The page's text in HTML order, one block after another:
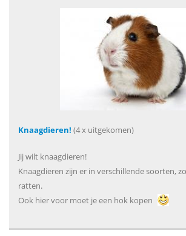
Knaagdieren! (4 x uitgekomen)
Jij wilt knaagdieren!
Knaagdieren zijn er in verschillende soorten,
ratten.
Ook hier voor moet je een hok kopen